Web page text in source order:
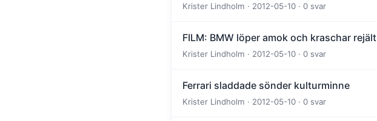
Krister Lindholm · 2012-05-10 · 0 svar
FILM: BMW löper amok och kraschar rejält
Krister Lindholm · 2012-05-10 · 0 svar
Ferrari sladdade sönder kulturminne
Krister Lindholm · 2012-05-10 · 0 svar